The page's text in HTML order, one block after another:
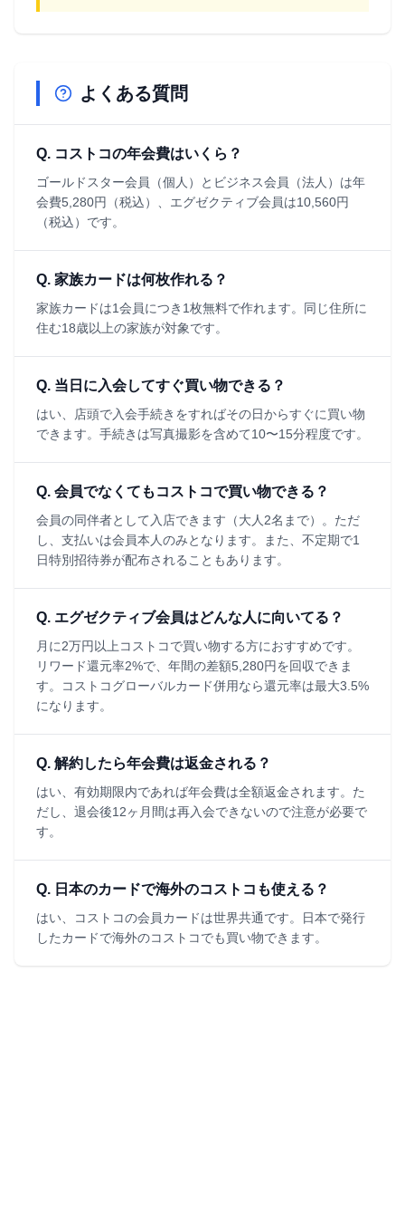
よくある質問
Q. コストコの年会費はいくら？
ゴールドスター会員（個人）とビジネス会員（法人）は年
会費5,280円（税込）、エグゼクティブ会員は10,560円
（税込）です。
Q. 家族カードは何枚作れる？
家族カードは1会員につき1枚無料で作れます。同じ住所に
住む18歳以上の家族が対象です。
Q. 当日に入会してすぐ買い物できる？
はい、店頭で入会手続きをすればその日からすぐに買い物
できます。手続きは写真撮影を含めて10〜15分程度です。
Q. 会員でなくてもコストコで買い物できる？
会員の同伴者として入店できます（大人2名まで）。ただ
し、支払いは会員本人のみとなります。また、不定期で1
日特別招待券が配布されることもあります。
Q. エグゼクティブ会員はどんな人に向いてる？
月に2万円以上コストコで買い物する方におすすめです。
リワード還元率2%で、年間の差額5,280円を回収できま
す。コストコグローバルカード併用なら還元率は最大3.5%
になります。
Q. 解約したら年会費は返金される？
はい、有効期限内であれば年会費は全額返金されます。た
だし、退会後12ヶ月間は再入会できないので注意が必要で
す。
Q. 日本のカードで海外のコストコも使える？
はい、コストコの会員カードは世界共通です。日本で発行
したカードで海外のコストコでも買い物できます。